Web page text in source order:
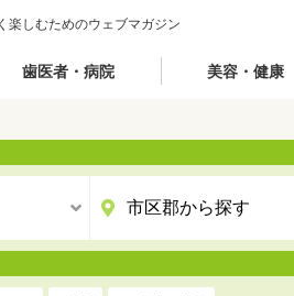
楽しむためのウェブマガジン
歯医者・病院 美容・健康